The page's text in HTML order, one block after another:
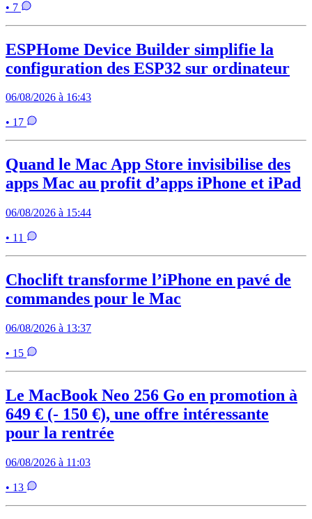
• 7
ESPHome Device Builder simplifie la
configuration des ESP32 sur ordinateur
06/08/2026 à 16:43
• 17
Quand le Mac App Store invisibilise des
apps Mac au profit d’apps iPhone et iPad
06/08/2026 à 15:44
• 11
Choclift transforme l’iPhone en pavé de
commandes pour le Mac
06/08/2026 à 13:37
• 15
Le MacBook Neo 256 Go en promotion à
649 € (- 150 €), une offre intéressante
pour la rentrée
06/08/2026 à 11:03
• 13